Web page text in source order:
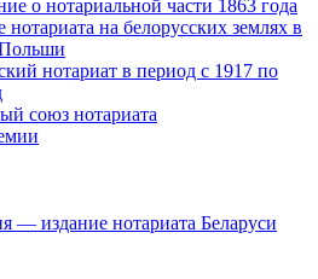
о нотариальной части 1863 года
нотариата на белорусских землях в
Польши
нотариат в период с 1917 по
союз нотариата
— издание нотариата Беларуси